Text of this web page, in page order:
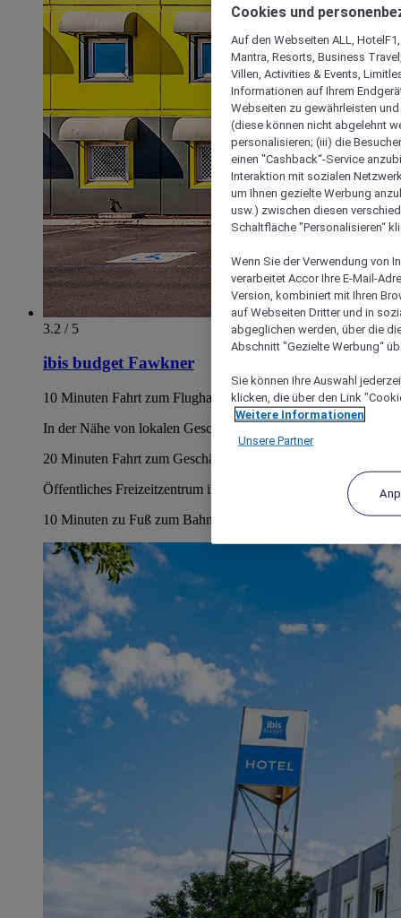
3.2 / 5
ibis budget Fawkner
10 Minuten Fahrt zum Flughafen von Melbourne
In der Nähe von lokalen Geschäften/Restaurants
20 Minuten Fahrt zum Geschäftsviertel von Melbourne
Öffentliches Freizeitzentrum in der Nähe
10 Minuten zu Fuß zum Bahnhof
Cookies und
Auf den Webseiten ALL,
Mantra, Resorts, Business
Villen, Activities & Events,
Informationen auf Ihrem
Webseiten zu gewährleisten
(diese können nicht abgelehnt
personalisieren; (iii) die
einen "Cashback“-Service
Interaktion mit sozialen
um Ihnen gezielte Werbung
usw.) zwischen diesen
Schaltfläche "Personalisieren“
Wenn Sie der Verwendung von
verarbeitet Accor Ihre E-Mail-
Version, kombiniert mit Ihren
auf Webseiten Dritter und in
abgeglichen werden, über die
Abschnitt "Gezielte Werbung“
Sie können Ihre Auswahl
klicken, die über den Link
Weitere Informationen
Unsere Partner